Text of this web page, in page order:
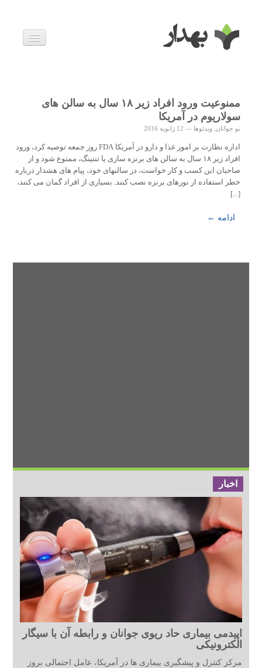
زندگی سالم
خانواده و بارداری
درباره ما
ممنوعیت ورود افراد زیر ۱۸ سال به سالن های
سولاریوم در آمریکا
نو جوانان ویدئوها — 12 ژانویه 2016
اداره نظارت بر امور غذا و دارو در آمریکا FDA روز جمعه توصیه کرد، ورود
افراد زیر ۱۸ سال به سالن های برنزه سازی یا تننینگ، ممنوع شود و از
صاحبان این کسب و کار خواست، در سالنهای خود، پیام های هشدار درباره
خطر استفاده از نورهای برنزه نصب کنند. بسیاری از افراد گمان می کنند،
[...]
ادامه ←
اخبار
اپیدمی بیماری حاد ریوی جوانان و رابطه آن با سیگار
الکترونیکی
مرکز کنترل و پیشگیری بیماری ها در آمریکا، عامل احتمالی بروز